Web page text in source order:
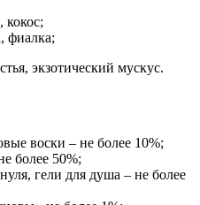
кокос;
фиалка;
экзотический мускус.
воски – не более 10%;
более 50%;
гели для душа – не более